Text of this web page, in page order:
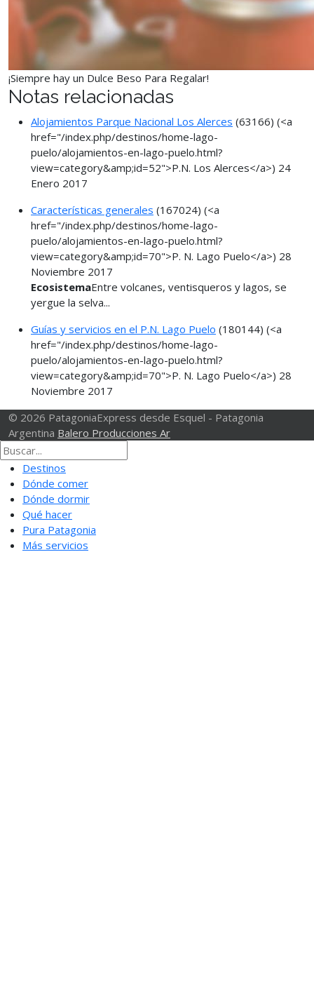
¡Siempre hay un Dulce Beso Para Regalar!
Notas relacionadas
Alojamientos Parque Nacional Los Alerces (63166) (<a
href="/index.php/destinos/home-lago-
puelo/alojamientos-en-lago-puelo.html?
view=category&amp;id=52">P.N. Los Alerces</a>) 24
Enero 2017
Características generales (167024) (<a
href="/index.php/destinos/home-lago-
puelo/alojamientos-en-lago-puelo.html?
view=category&amp;id=70">P. N. Lago Puelo</a>) 28
Noviembre 2017
EcosistemaEntre volcanes, ventisqueros y lagos, se
yergue la selva...
Guías y servicios en el P.N. Lago Puelo (180144) (<a
href="/index.php/destinos/home-lago-
puelo/alojamientos-en-lago-puelo.html?
view=category&amp;id=70">P. N. Lago Puelo</a>) 28
Noviembre 2017
© 2026 PatagoniaExpress desde Esquel - Patagonia
Argentina Balero Producciones Ar
Destinos
Dónde comer
Dónde dormir
Qué hacer
Pura Patagonia
Más servicios